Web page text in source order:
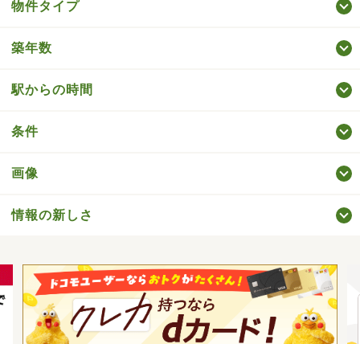
物件タイプ
築年数
駅からの時間
条件
画像
情報の新しさ